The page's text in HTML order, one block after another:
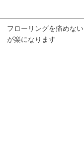
フローリングを痛めな
が楽になります